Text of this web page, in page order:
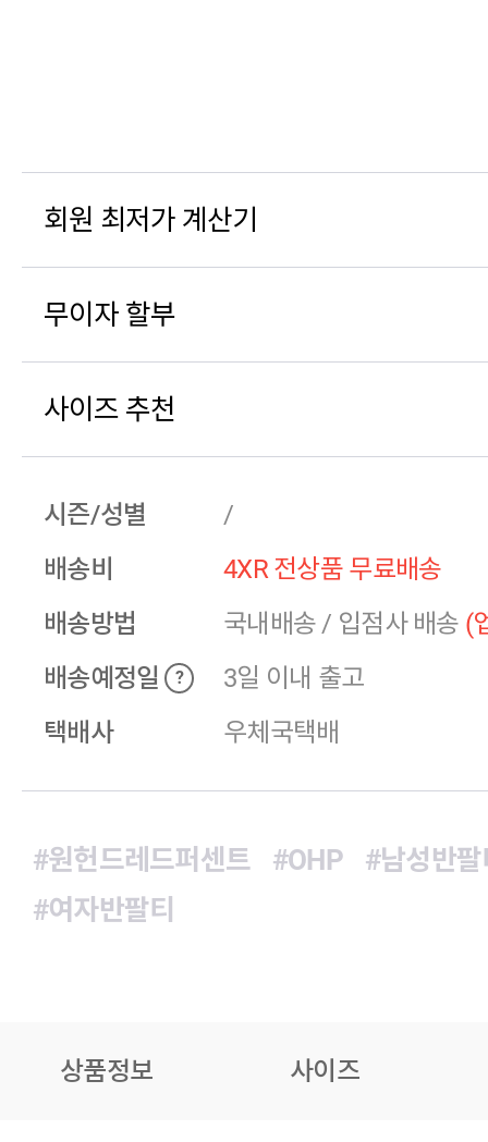
회원 최저가 계산기
무이자 할부
사이즈 추천
시즌/성별
/
배송비
4XR 전상품 무료배송
배송방법
국내배송 / 입점사 배송 (
배송예정일
?
3일 이내 출고
택배사
우체국택배
#원헌드레드퍼센트 #OHP
#남성반팔
#여자반팔티
상품정보 사이즈